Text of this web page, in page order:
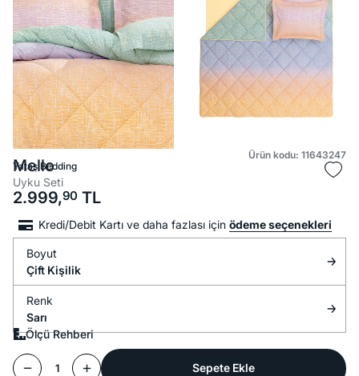
Ürün kodu: 11643247
Yataş Bedding
Mello
Uyku Seti
2.999,90 TL
Kredi/Debit Kartı ve daha fazlası için ödeme seçenekleri
Boyut
Çift Kişilik
Renk
Sarı
Ölçü Rehberi
1 Sepete Ekle